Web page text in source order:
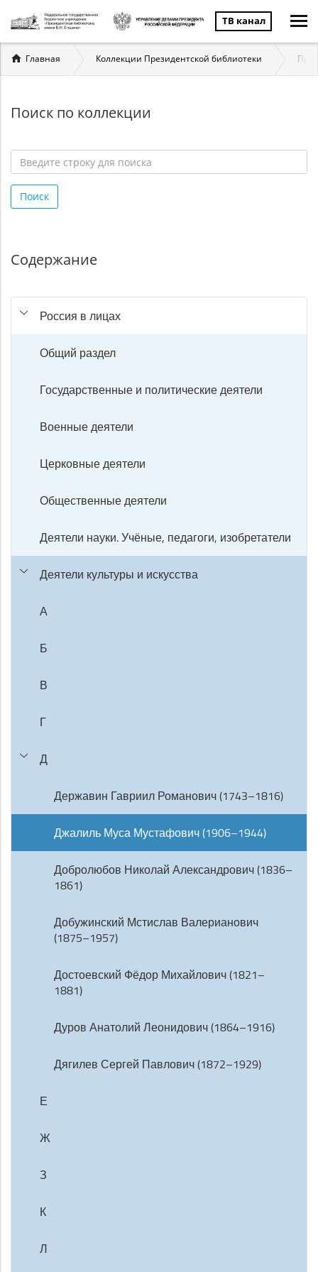
ТВ канал
Вы
здесь
Главная Коллекции Президентской библиотеки
Поиск по коллекции
строку
для
Поиск
Содержание
Россия в лицах
Общий раздел
Государственные и политические деятели
Военные деятели
Церковные деятели
Общественные деятели
Деятели науки. Учёные, педагоги, изобретатели
Деятели культуры и искусства
А
Б
В
Г
Д
Державин Гавриил Романович (1743–1816)
Джалиль Муса Мустафович (1906–1944)
Добролюбов Николай Александрович (1836–
1861)
Добужинский Мстислав Валерианович
(1875–1957)
Достоевский Фёдор Михайлович (1821–
1881)
Дуров Анатолий Леонидович (1864–1916)
Дягилев Сергей Павлович (1872–1929)
Е
Ж
З
К
Л